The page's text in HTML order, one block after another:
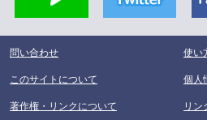
問い合わせ 使い
このサイトについて 個人
著作権・リンクについて リン